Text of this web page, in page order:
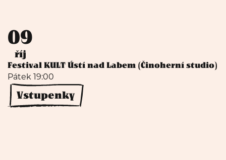
09
říj
Festival KULT Ústí nad Labem (Činoherní studio)
Pátek 19:00
Vstupenky